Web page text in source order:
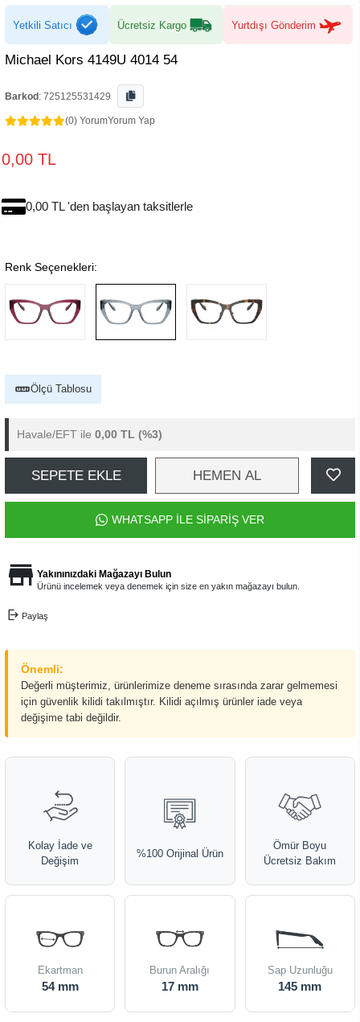
Yetkili Satıcı Ücretsiz Kargo Yurtdışı Gönderim
Michael Kors 4149U 4014 54
Barkod : 725125531429
(0) YorumYorum Yap
0,00 TL
0,00 TL 'den başlayan taksitlerle
Renk Seçenekleri:
Ölçü Tablosu
Havale/EFT ile 0,00 TL (%3)
SEPETE EKLE HEMEN AL
WHATSAPP İLE SİPARİŞ VER
Yakınınızdaki Mağazayı Bulun
Ürünü incelemek veya denemek için size en yakın mağazayı bulun.
Paylaş
Önemli:
Değerli müşterimiz, ürünlerimize deneme sırasında zarar gelmemesi
için güvenlik kilidi takılmıştır. Kilidi açılmış ürünler iade veya
değişime tabi değildir.
Kolay İade ve
Değişim
%100 Orijinal Ürün
Ömür Boyu
Ücretsiz Bakım
Ekartman
54 mm
Burun Aralığı
17 mm
Sap Uzunluğu
145 mm